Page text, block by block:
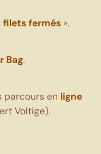
filets fermés ».
Bag.
parcours en ligne
Voltige).